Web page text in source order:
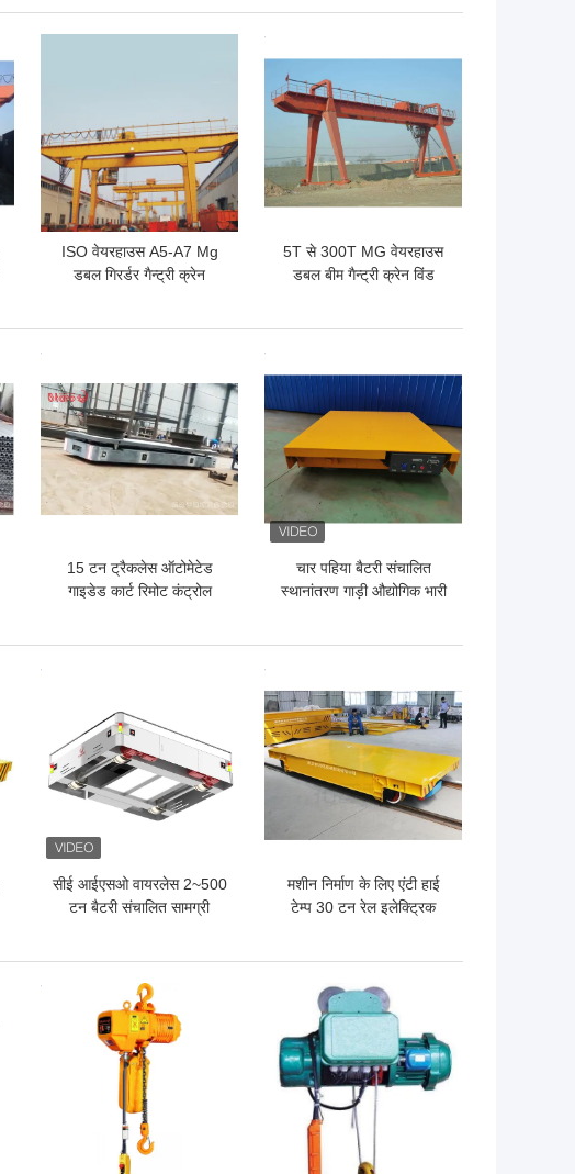
ISO वेयरहाउस A5-A7 Mg
डबल गिरर्डर गैन्ट्री क्रेन
5T से 300T MG वेयरहाउस
डबल बीम गैन्ट्री क्रेन विंड
15 टन ट्रैकलेस ऑटोमेटेड
गाइडेड कार्ट रिमोट कंट्रोल
चार पहिया बैटरी संचालित
स्थानांतरण गाड़ी औद्योगिक भारी
सीई आईएसओ वायरलेस 2~500
टन बैटरी संचालित सामग्री
मशीन निर्माण के लिए एंटी हाई
टेम्प 30 टन रेल इलेक्ट्रिक
सबसे अच्छी कीमत सबसे अच्छी कीमत